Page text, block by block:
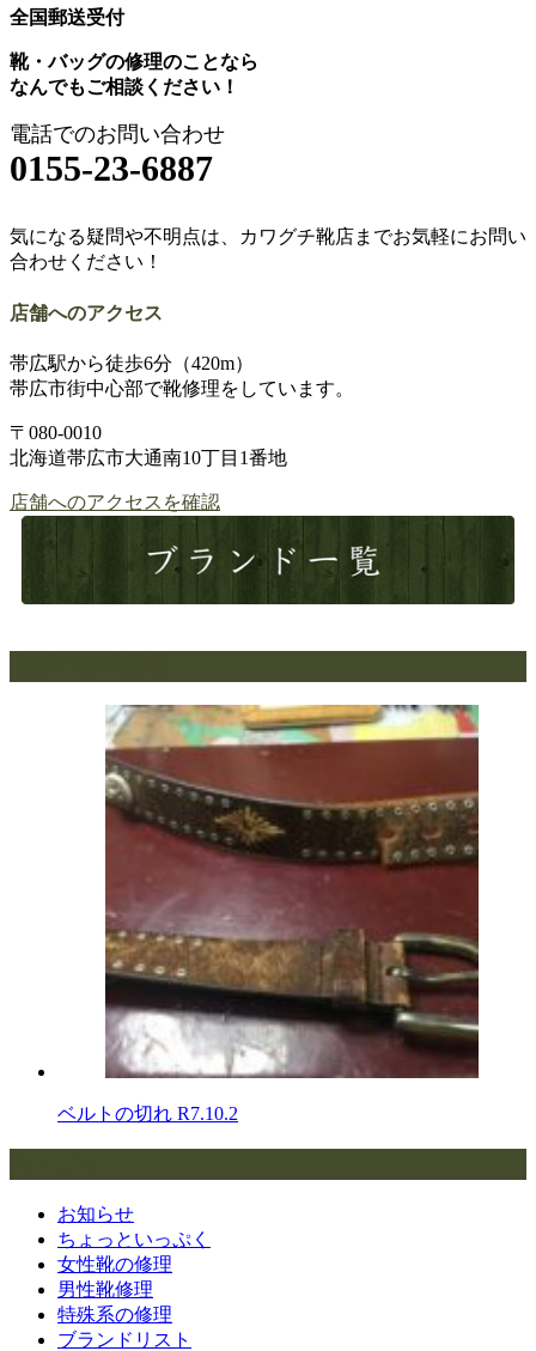
ゲ
ー
シ
ョ
ン
全国郵送受付
靴・バッグの修理のことなら
なんでもご相談ください！
電話でのお問い合わせ
0155-23-6887
気になる疑問や不明点は、カワグチ靴店までお気軽にお問い
合わせください！
店舗へのアクセス
帯広駅から徒歩6分（420m）
帯広市街中心部で靴修理をしています。
〒080-0010
北海道帯広市大通南10丁目1番地
店舗へのアクセスを確認
ベルトの切れ R7.10.2
お知らせ
ちょっといっぷく
女性靴の修理
男性靴修理
特殊系の修理
ブランドリスト